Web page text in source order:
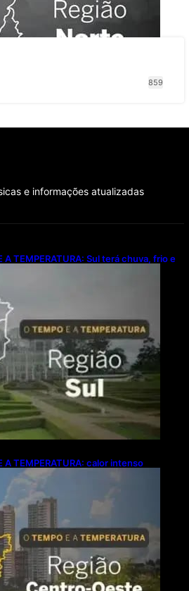
859
e informações atualizadas
A TEMPERATURA: Sul terá chuva, frio e
A TEMPERATURA: calor intenso
Centro-Oeste neste domingo (9)